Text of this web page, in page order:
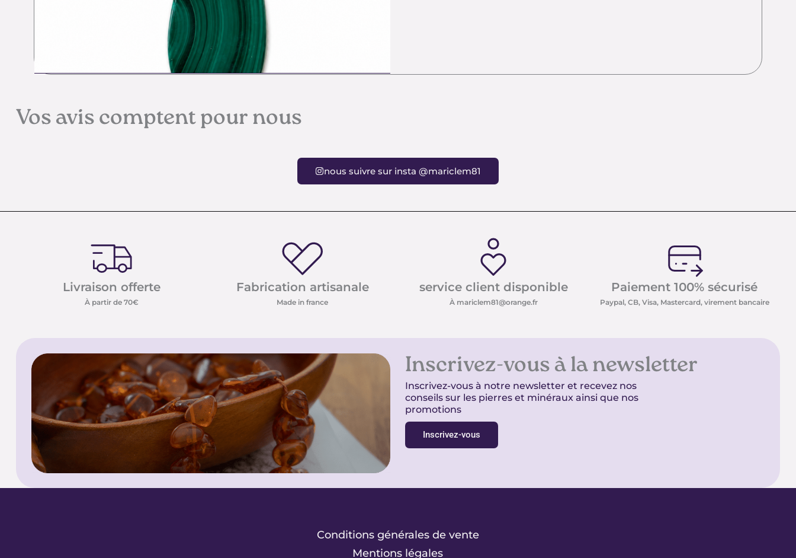
Vos avis comptent pour nous
nous suivre sur insta @mariclem81
Livraison offerte
À partir de 70€
Fabrication artisanale
Made in france
service client disponible
À mariclem81@orange.fr
Paiement 100% sécurisé
Paypal, CB, Visa, Mastercard, virement bancaire
Inscrivez-vous à la newsletter
Inscrivez-vous à notre newsletter et recevez nos
conseils sur les pierres et minéraux ainsi que nos
promotions
Inscrivez-vous
Conditions générales de vente
Mentions légales